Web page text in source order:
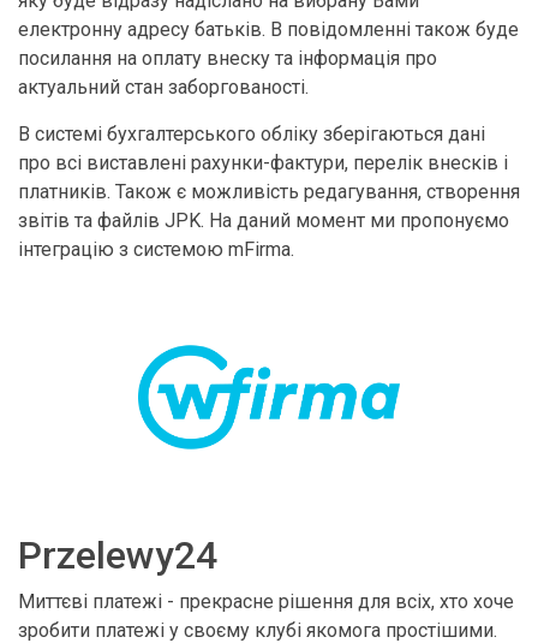
електронну адресу батьків. В повідомленні також буде
посилання на оплату внеску та інформація про
актуальний стан заборгованості.
В системі бухгалтерського обліку зберігаються дані
про всі виставлені рахунки-фактури, перелік внесків і
платників. Також є можливість редагування, створення
звітів та файлів JPK. На даний момент ми пропонуємо
інтеграцію з системою mFirma.
Przelewy24
Миттєві платежі - прекрасне рішення для всіх, хто хоче
зробити платежі у своєму клубі якомога простішими.